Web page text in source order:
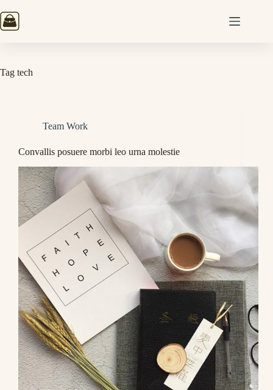
to
content
Tag tech
Team Work
Convallis posuere morbi leo urna molestie